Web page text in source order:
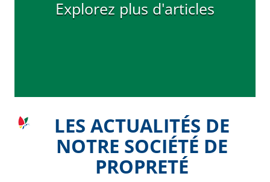
Explorez plus d'articles
LES ACTUALITÉS DE
NOTRE SOCIÉTÉ DE
PROPRETÉ